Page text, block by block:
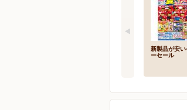
新製品が安
ーセール